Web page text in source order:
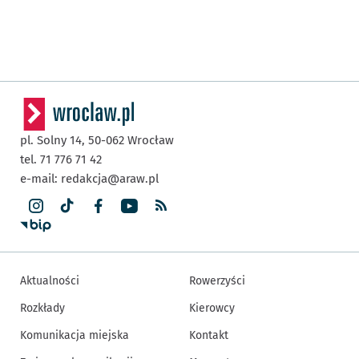
pl. Solny 14, 50-062 Wrocław
tel. 71 776 71 42
e-mail: redakcja@araw.pl
Aktualności
Rozkłady
Komunikacja miejska
Rowerzyści
Kierowcy
Kontakt